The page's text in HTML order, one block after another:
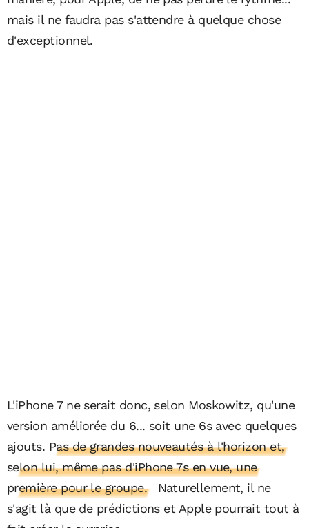
mais il ne faudra pas s'attendre à quelque chose
d'exceptionnel.
L'iPhone 7 ne serait donc, selon Moskowitz, qu'une
version améliorée du 6... soit une 6s avec quelques
ajouts. Pas de grandes nouveautés à l'horizon et,
selon lui, même pas d'iPhone 7s en vue, une
première pour le groupe.
Naturellement, il ne
s'agit là que de prédictions et Apple pourrait tout à